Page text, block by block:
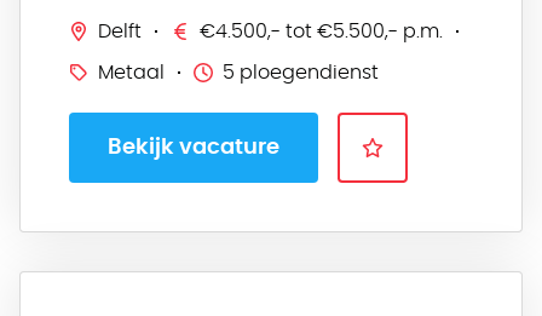
Delft €4.500,- tot €5.500,- p.m.
Metaal 5 ploegendienst
Bekijk vacature